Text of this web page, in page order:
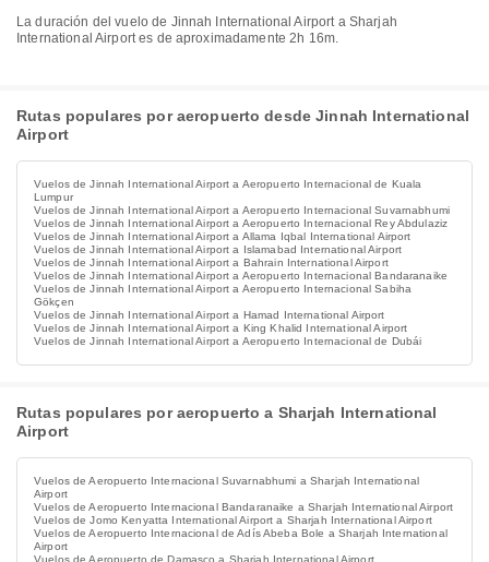
La duración del vuelo de Jinnah International Airport a Sharjah
International Airport es de aproximadamente 2h 16m.
Rutas populares por aeropuerto desde Jinnah International
Airport
Vuelos de Jinnah International Airport a Aeropuerto Internacional de Kuala
Lumpur
Vuelos de Jinnah International Airport a Aeropuerto Internacional Suvarnabhumi
Vuelos de Jinnah International Airport a Aeropuerto Internacional Rey Abdulaziz
Vuelos de Jinnah International Airport a Allama Iqbal International Airport
Vuelos de Jinnah International Airport a Islamabad International Airport
Vuelos de Jinnah International Airport a Bahrain International Airport
Vuelos de Jinnah International Airport a Aeropuerto Internacional Bandaranaike
Vuelos de Jinnah International Airport a Aeropuerto Internacional Sabiha
Gökçen
Vuelos de Jinnah International Airport a Hamad International Airport
Vuelos de Jinnah International Airport a King Khalid International Airport
Vuelos de Jinnah International Airport a Aeropuerto Internacional de Dubái
Rutas populares por aeropuerto a Sharjah International
Airport
Vuelos de Aeropuerto Internacional Suvarnabhumi a Sharjah International
Airport
Vuelos de Aeropuerto Internacional Bandaranaike a Sharjah International Airport
Vuelos de Jomo Kenyatta International Airport a Sharjah International Airport
Vuelos de Aeropuerto Internacional de Adís Abeba Bole a Sharjah International
Airport
Vuelos de Aeropuerto de Damasco a Sharjah International Airport